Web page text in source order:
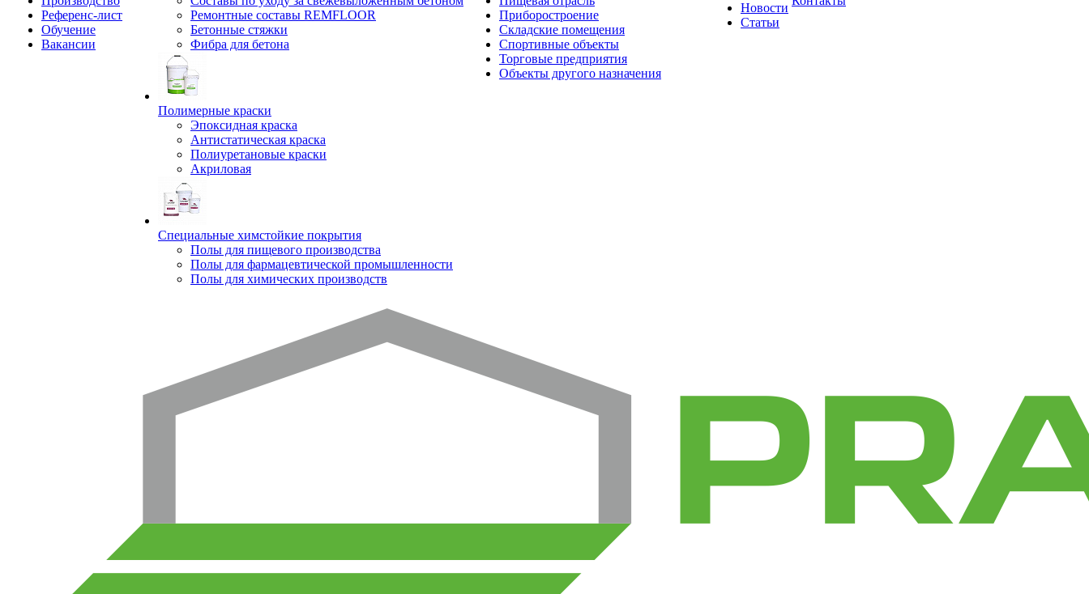
Референс-лист
Обучение
Вакансии
Ремонтные составы REMFLOOR
Бетонные стяжки
Фибра для бетона
Полимерные краски
Эпоксидная краска
Антистатическая краска
Полиуретановые краски
Акриловая
Специальные химстойкие покрытия
Полы для пищевого производства
Полы для фармацевтической промышленности
Полы для химических производств
Приборостроение
Складские помещения
Спортивные объекты
Торговые предприятия
Объекты другого назначения
Новости
Статьи